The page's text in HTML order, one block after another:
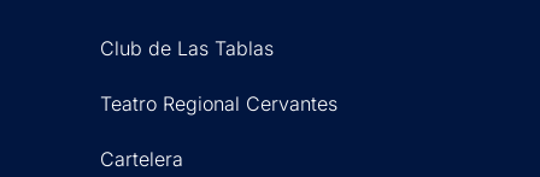
Club de Las Tablas
Teatro Regional Cervantes
Cartelera